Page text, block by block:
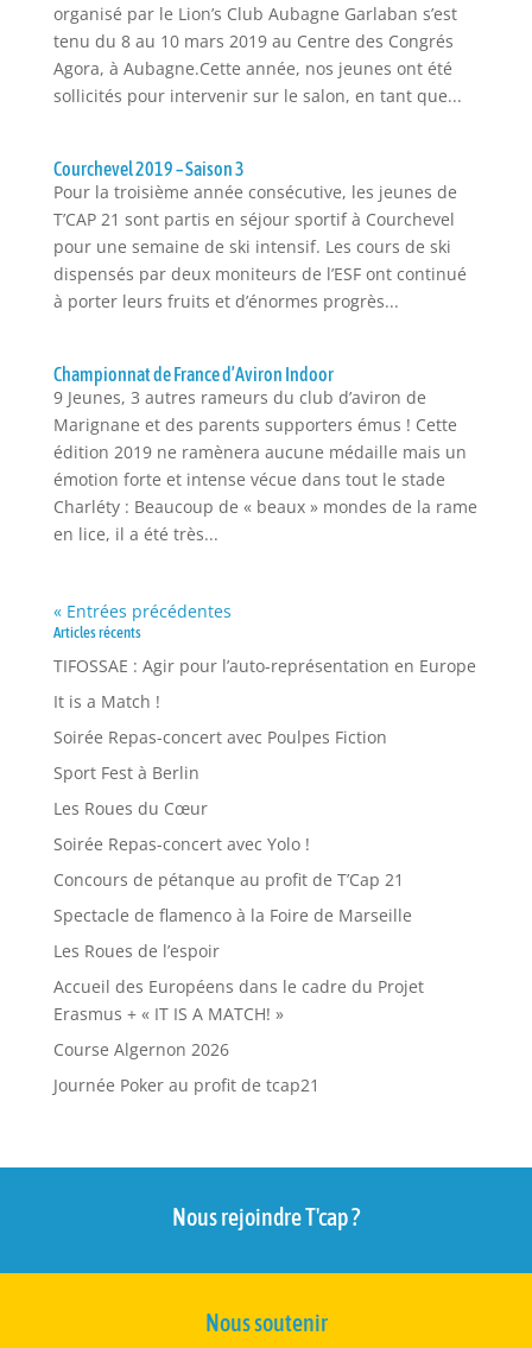
organisé par le Lion’s Club Aubagne Garlaban s’est
tenu du 8 au 10 mars 2019 au Centre des Congrés
Agora, à Aubagne.Cette année, nos jeunes ont été
sollicités pour intervenir sur le salon, en tant que...
Courchevel 2019 – Saison 3
Pour la troisième année consécutive, les jeunes de
T’CAP 21 sont partis en séjour sportif à Courchevel
pour une semaine de ski intensif. Les cours de ski
dispensés par deux moniteurs de l’ESF ont continué
à porter leurs fruits et d’énormes progrès...
Championnat de France d’Aviron Indoor
9 Jeunes, 3 autres rameurs du club d’aviron de
Marignane et des parents supporters émus ! Cette
édition 2019 ne ramènera aucune médaille mais un
émotion forte et intense vécue dans tout le stade
Charléty : Beaucoup de « beaux » mondes de la rame
en lice, il a été très...
« Entrées précédentes
Articles récents
TIFOSSAE : Agir pour l’auto-représentation en Europe
It is a Match !
Soirée Repas-concert avec Poulpes Fiction
Sport Fest à Berlin
Les Roues du Cœur
Soirée Repas-concert avec Yolo !
Concours de pétanque au profit de T’Cap 21
Spectacle de flamenco à la Foire de Marseille
Les Roues de l’espoir
Accueil des Européens dans le cadre du Projet
Erasmus + « IT IS A MATCH! »
Course Algernon 2026
Journée Poker au profit de tcap21
Nous rejoindre T'cap ?
Nous soutenir